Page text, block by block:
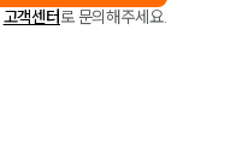
고객센터로 문의해주세요.